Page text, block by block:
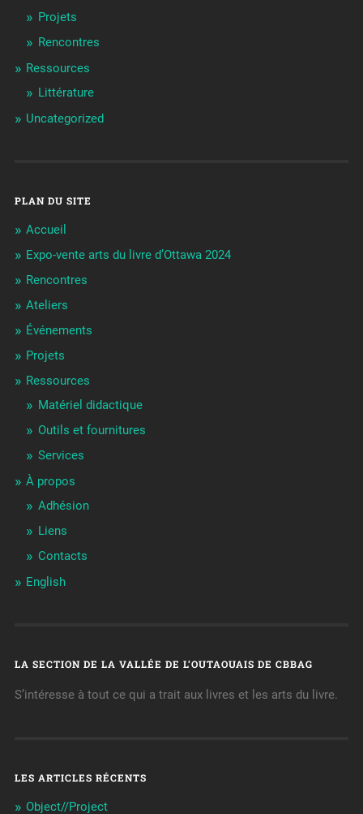
Projets
Rencontres
Ressources
Littérature
Uncategorized
PLAN DU SITE
Accueil
Expo-vente arts du livre d’Ottawa 2024
Rencontres
Ateliers
Événements
Projets
Ressources
Matériel didactique
Outils et fournitures
Services
À propos
Adhésion
Liens
Contacts
English
LA SECTION DE LA VALLÉE DE L’OUTAOUAIS DE CBBAG
S’intéresse à tout ce qui a trait aux livres et les arts du livre.
LES ARTICLES RÉCENTS
Object//Project